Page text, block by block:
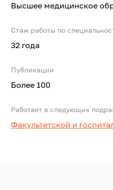
Высшее медицинское
Стаж работы по
32 года
Публикации
Более 100
Работает в следующих
Факультетской и